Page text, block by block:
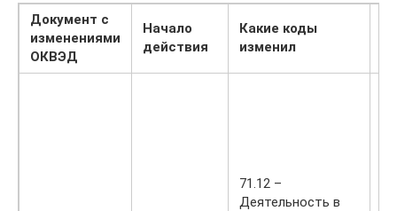
Документ с
изменениями
ОКВЭД
Начало
действия
Какие коды
изменил
71.12 –
Деятельность в